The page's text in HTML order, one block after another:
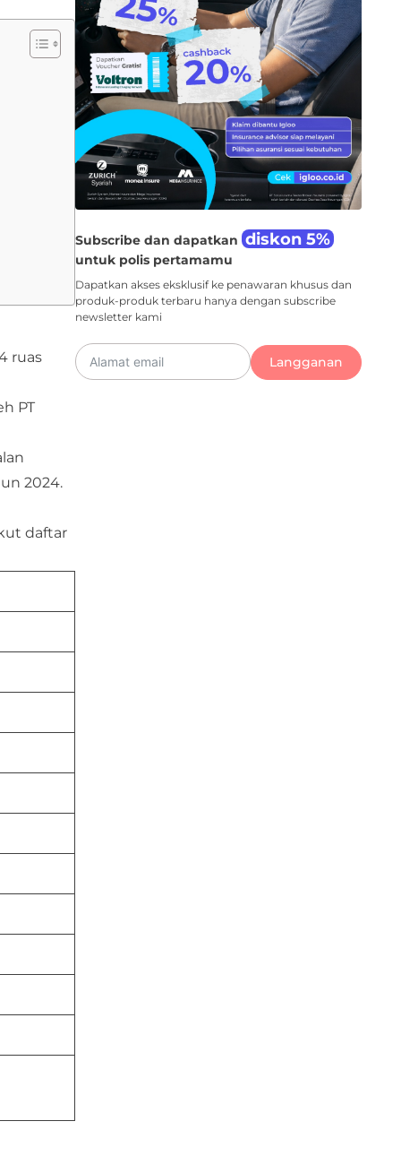
ruas
PT
2024.
daftar
Subscribe dan dapatkan diskon 5%
untuk polis pertamamu
Dapatkan akses eksklusif ke penawaran khusus dan
produk-produk terbaru hanya dengan subscribe
newsletter kami
Langganan